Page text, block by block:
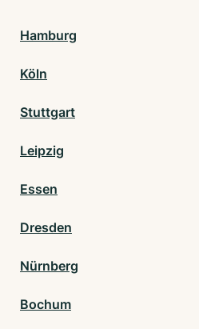
Hamburg
Köln
Stuttgart
Leipzig
Essen
Dresden
Nürnberg
Bochum